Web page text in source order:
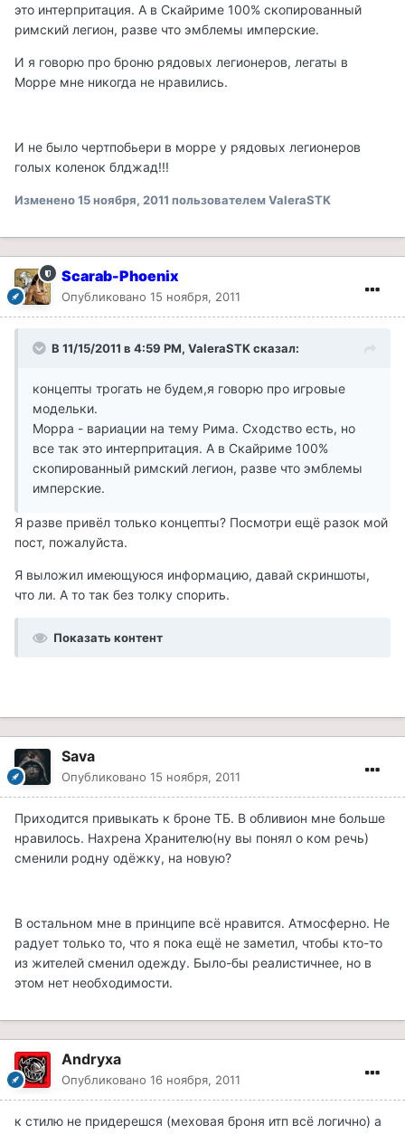
это интерпритация. А в Скайриме 100% скопированный
римский легион, разве что эмблемы имперские.
И я говорю про броню рядовых легионеров, легаты в
Морре мне никогда не нравились.
И не было чертпобьери в морре у рядовых легионеров
голых коленок блджад!!!
Изменено15 ноября, 2011 пользователем ValeraSTK
Scarab-Phoenix
Опубликовано 15 ноября, 2011
В 11/15/2011 в 4:59 PM, ValeraSTK сказал:
концепты трогать не будем,я говорю про игровые
модельки.
Морра - вариации на тему Рима. Сходство есть, но
все так это интерпритация. А в Скайриме 100%
скопированный римский легион, разве что эмблемы
имперские.
Я разве привёл только концепты? Посмотри ещё разок мой
пост, пожалуйста.
Я выложил имеющуюся информацию, давай скриншоты,
что ли. А то так без толку спорить.
Показать контент
Sava
Опубликовано 15 ноября, 2011
Приходится привыкать к броне ТБ. В обливион мне больше
нравилось. Нахрена Хранителю(ну вы понял о ком речь)
сменили родну одёжку, на новую?
В остальном мне в принципе всё нравится. Атмосферно. Не
радует только то, что я пока ещё не заметил, чтобы кто-то
из жителей сменил одежду. Было-бы реалистичнее, но в
этом нет необходимости.
Andryxa
Опубликовано 16 ноября, 2011
к стилю не придерешся (меховая броня итп всё логично) а